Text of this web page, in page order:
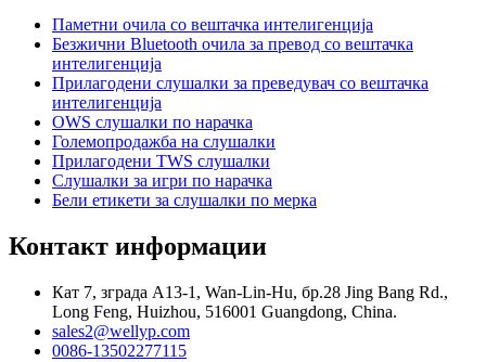
Паметни очила со вештачка интелигенција
Безжични Bluetooth очила за превод со вештачка
интелигенција
Прилагодени слушалки за преведувач со вештачка
интелигенција
OWS слушалки по нарачка
Големопродажба на слушалки
Прилагодени TWS слушалки
Слушалки за игри по нарачка
Бели етикети за слушалки по мерка
Контакт информации
Кат 7, зграда A13-1, Wan-Lin-Hu, бр.28 Jing Bang Rd.,
Long Feng, Huizhou, 516001 Guangdong, China.
sales2@wellyp.com
0086-13502277115